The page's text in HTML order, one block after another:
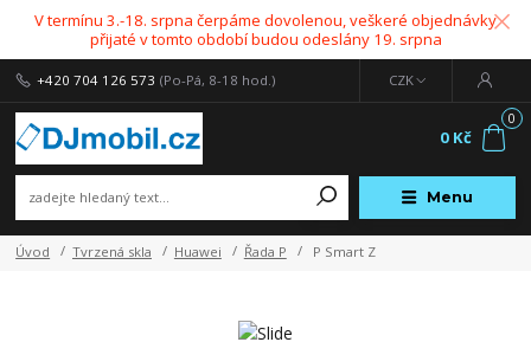
V termínu 3.-18. srpna čerpáme dovolenou, veškeré objednávky
přijaté v tomto období budou odeslány 19. srpna
Menu
CZK
+420 704 126 573 (Po-Pá, 8-18 hod.)
0
0 Kč
Úvod Tvrzená skla Huawei Řada P P Smart Z